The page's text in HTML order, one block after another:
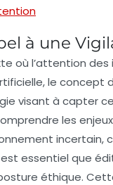
à une
où l’attention des
, le concept
visant à capter
les
essentiel que
éthique.